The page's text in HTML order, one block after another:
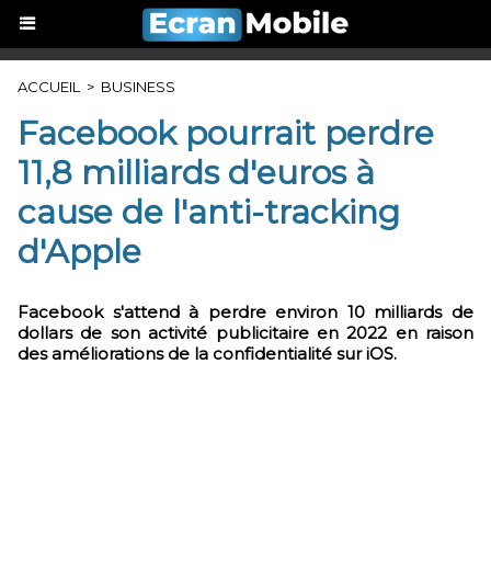
ACCUEIL > BUSINESS
Facebook pourrait perdre
11,8 milliards d'euros à
cause de l'anti-tracking
d'Apple
Facebook s'attend à perdre environ 10 milliards de
dollars de son activité publicitaire en 2022 en raison
des améliorations de la confidentialité sur iOS.